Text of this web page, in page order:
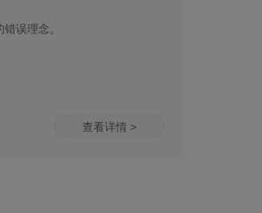
误理念。
查看详情 >